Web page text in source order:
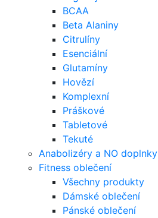
BCAA
Beta Alaniny
Citrulíny
Esenciální
Glutamíny
Hovězí
Komplexní
Práškové
Tabletové
Tekuté
Anabolizéry a NO doplnky
Fitness oblečení
Všechny produkty
Dámské oblečení
Pánské oblečení